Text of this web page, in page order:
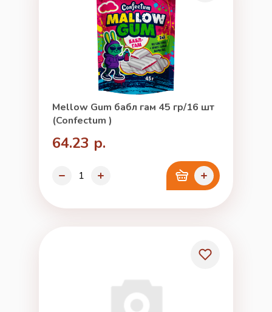
Mellow Gum бабл гам 45 гр/16 шт
(Confectum )
64.23 р.